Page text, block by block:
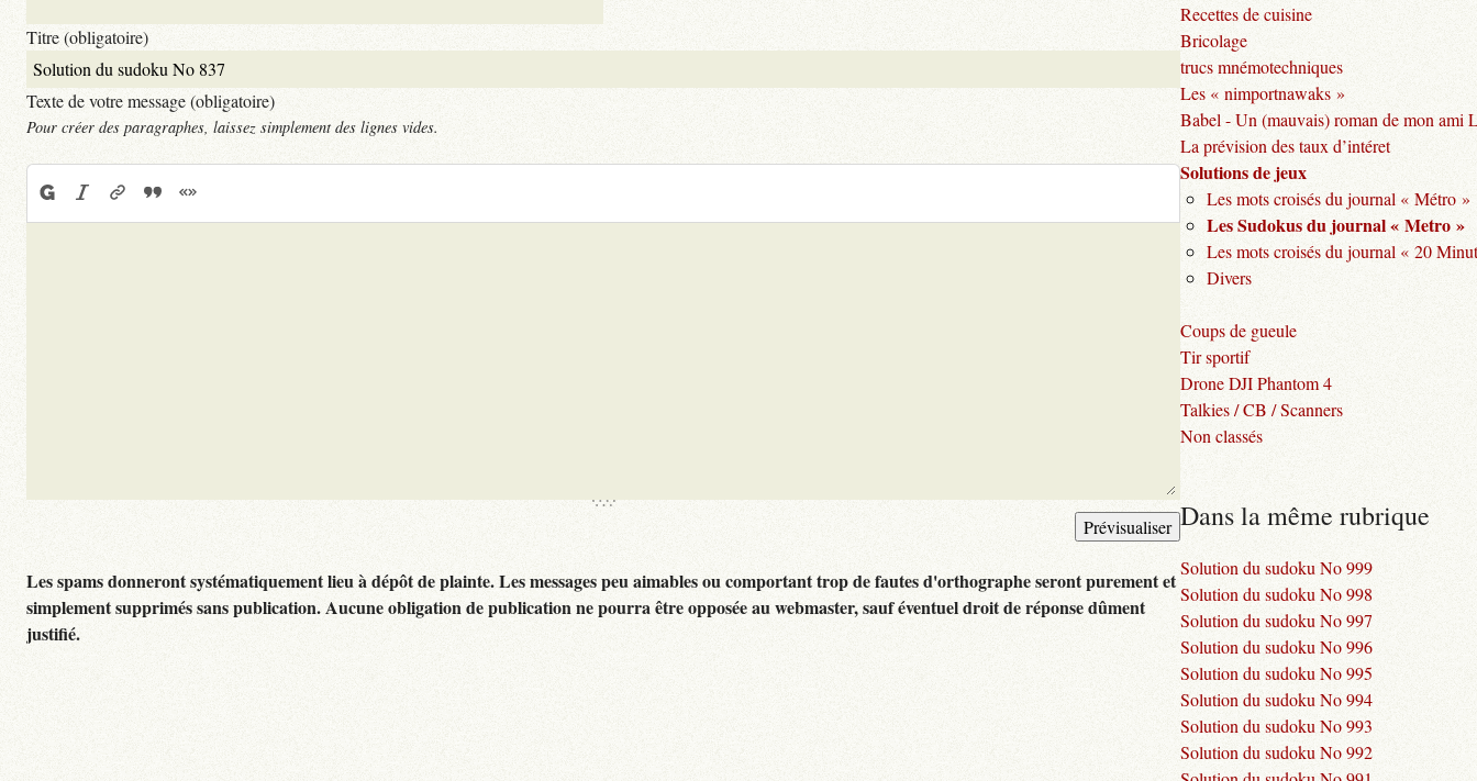
Titre (obligatoire)
Texte de votre message (obligatoire)
Pour créer des paragraphes, laissez simplement des lignes vides.
Les spams donneront systématiquement lieu à dépôt de plainte. Les messages peu aimables ou comportant trop de fautes d'orthographe seront purement et
simplement supprimés sans publication. Aucune obligation de publication ne pourra être opposée au webmaster, sauf éventuel droit de réponse dûment
justifié.
Recettes de cuisine
Bricolage
trucs mnémotechniques
Les « nimportnawaks »
Babel - Un (mauvais) roman de mon ami
La prévision des taux d’intéret
Solutions de jeux
Les mots croisés du journal « Métro »
Les Sudokus du journal « Metro »
Les mots croisés du journal « 20
Divers
Coups de gueule
Tir sportif
Drone DJI Phantom 4
Talkies / CB / Scanners
Non classés
Dans la même rubrique
Solution du sudoku No 999
Solution du sudoku No 998
Solution du sudoku No 997
Solution du sudoku No 996
Solution du sudoku No 995
Solution du sudoku No 994
Solution du sudoku No 993
Solution du sudoku No 992